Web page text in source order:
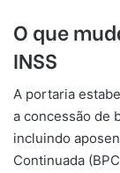
O que
INSS
A portaria
a concessão de
incluindo
Continuada